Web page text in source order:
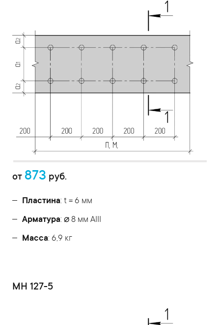
от 873 руб.
Пластина: t = 6 мм
Арматура: ⌀ 8 мм АIII
Масса: 6,9 кг
МН 127-5